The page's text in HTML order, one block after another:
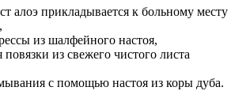
алоэ прикладывается к больному месту
из шалфейного настоя,
из свежего чистого листа
с помощью настоя из коры дуба.